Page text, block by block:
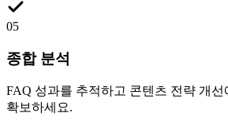
05
종합 분석
FAQ 성과를 추적하고 콘텐츠 전략 개
확보하세요.